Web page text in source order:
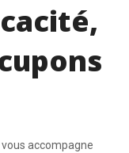
accompagne